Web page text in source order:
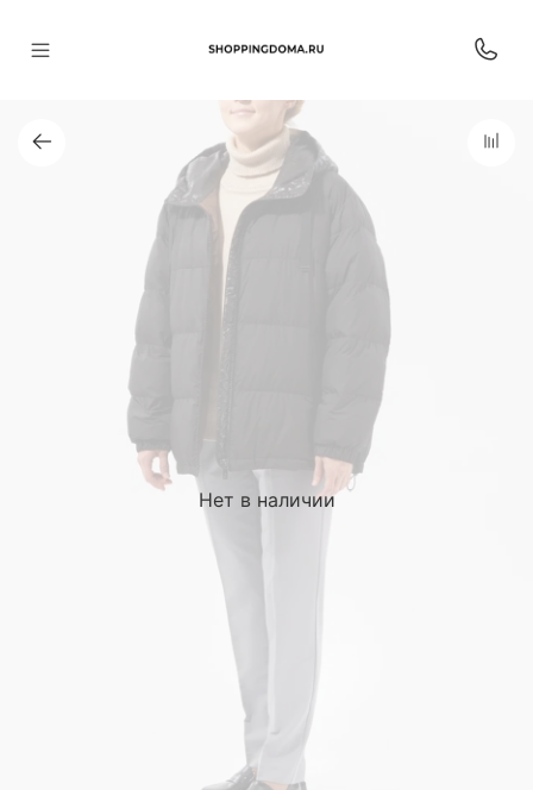
Нет в наличии